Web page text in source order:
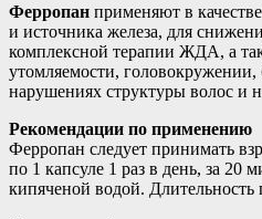
Ферропан применяют в
и источника железа, для
комплексной терапии ЖДА, а
утомляемости, головокружении,
нарушениях структуры волос и
Рекомендации по применению
Ферропан следует принимать
по 1 капсуле 1 раз в день, за 20
кипяченой водой. Длительность